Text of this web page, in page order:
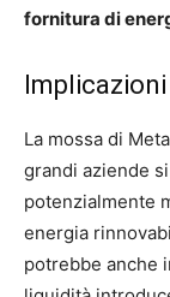
fornitura di
La mossa di
grandi aziende
potenzialmente
energia
potrebbe anche